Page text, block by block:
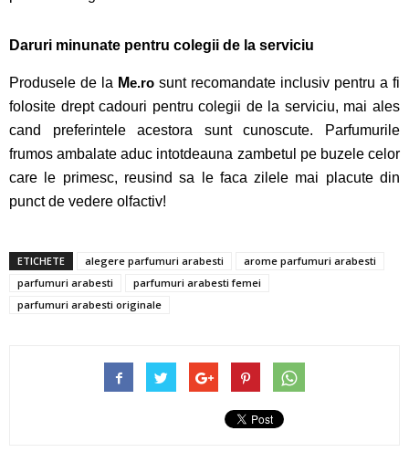
Daruri minunate pentru colegii de la serviciu
Produsele de la Me.ro sunt recomandate inclusiv pentru a fi
folosite drept cadouri pentru colegii de la serviciu, mai ales
cand preferintele acestora sunt cunoscute. Parfumurile
frumos ambalate aduc intotdeauna zambetul pe buzele celor
care le primesc, reusind sa le faca zilele mai placute din
punct de vedere olfactiv!
ETICHETE alegere parfumuri arabesti
arome parfumuri arabesti
parfumuri arabesti
parfumuri arabesti femei
parfumuri arabesti originale